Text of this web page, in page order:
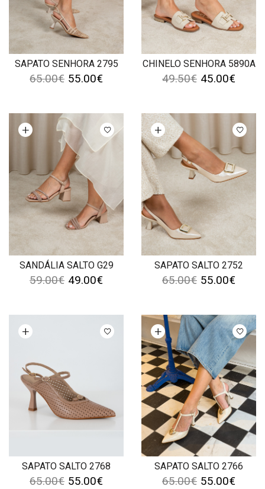
SAPATO SENHORA 2795
65.00€ 55.00€
CHINELO SENHORA 5890A
49.50€ 45.00€
SANDÁLIA SALTO G29
opções
59.00€ 49.00€
SAPATO SALTO 2752
Ver opções
65.00€ 55.00€
SAPATO SALTO 2768
opções
65.00€ 55.00€
SAPATO SALTO 2766
Ver opções
65.00€ 55.00€